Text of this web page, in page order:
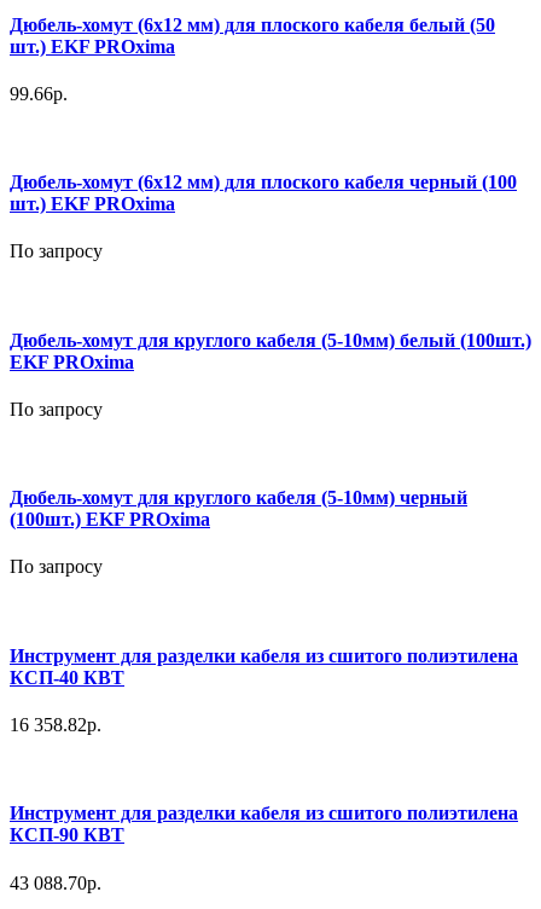
Дюбель-хомут (6х12 мм) для плоского кабеля белый (50
шт.) EKF PROxima
99.66р.
Дюбель-хомут (6х12 мм) для плоского кабеля черный (100
шт.) EKF PROxima
По запросу
Дюбель-хомут для круглого кабеля (5-10мм) белый (100шт.)
EKF PROxima
По запросу
Дюбель-хомут для круглого кабеля (5-10мм) черный
(100шт.) EKF PROxima
По запросу
Инструмент для разделки кабеля из сшитого полиэтилена
КСП-40 КВТ
16 358.82р.
Инструмент для разделки кабеля из сшитого полиэтилена
КСП-90 КВТ
43 088.70р.